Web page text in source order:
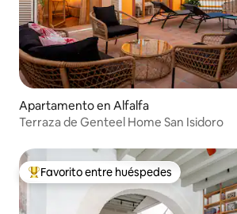
Apartamento en Alfalfa
Terraza de Genteel Home San Isidoro
Favorito entre huéspedes preferido
Favorito entre huéspedes